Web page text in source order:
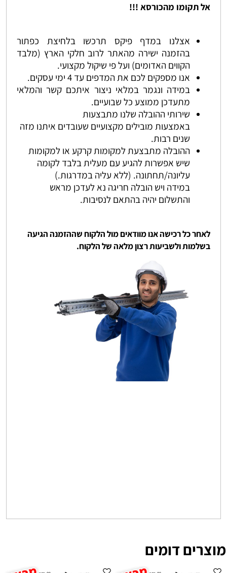
אל תקומו מהכורסא !!!
אצלנו במדף פיקס תרכשו בלחיצת כפתור
בהזמנה ישירה מהאתר לרוב חלקי הארץ (מלבד
הקווים האדומים) ועל פי שיקול מקצועי.
אנו מספקים לכם את המדפים עד 4 ימי עסקים.
במידה ונגמר במלאי ניצור איתכם קשר והמלאי
מתעדכן ממוצע כל שבועיים.
שירותי ההובלה שלנו מתבצעות
באמצעות מובילים מקצועיים שעובדים איתנו מזה
שנים רבות.
ההובלה מתבצעת למקומות קרקע או למקומות
שיש אפשרות להגיע עם מעלית בלבד לקומה
עליונה/תחתונה. (ללא עליה במדרגות.)
במידה ויש הובלה חריגה נא לעדכן מראש
והתשלום יהיה בהתאם לנסיבות.
לאחר כל רכישה אנו מוודאים מול הלקוח שההזמנה הגיעה
בשלמות ולשביעות רצון מלאה של הלקוח.
מוצרים דומים